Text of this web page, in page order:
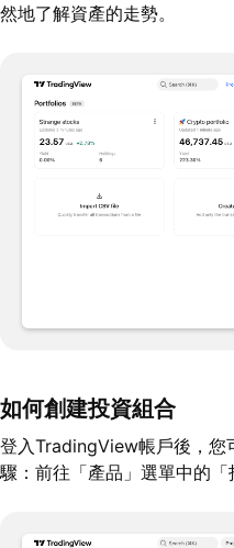
然地了解資產的走勢。
如何創建投資組合
登入TradingView帳戶後，您
驟：前往「產品」選單中的「